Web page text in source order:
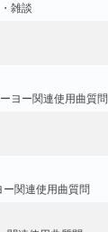
雑談
ヨー関連使用曲質問
関連使用曲質問